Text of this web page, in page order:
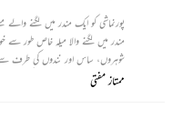
پورنماشی کو ایک مندر میں لگنے
مندر میں لگنے والا میلہ خاص طور
شوہروں، ساس اور نندوں کی طرف سے
خاندان اور سماج میں عورت کی حالت
ممتاز مفتی